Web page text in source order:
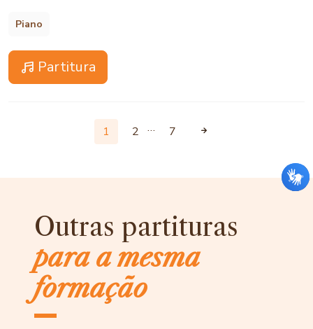
Piano
Partitura
1 2 … 7
Outras partituras
para a mesma
formação